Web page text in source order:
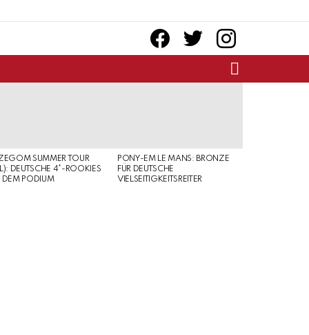
facebooktwitter instagram
SUMMER TOUR
DEUTSCHE 4*-ROOKIES
DEM PODIUM
PONY-EM LE MANS: BRONZE
FÜR DEUTSCHE
VIELSEITIGKEITSREITER